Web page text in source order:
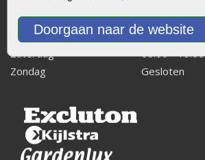
Doorgaan naar de website
Donderdag
08:00 - 17:00
Vrijdag
08:00 - 17:00
Zaterdag
08:00 - 15.00
Zondag
Gesloten